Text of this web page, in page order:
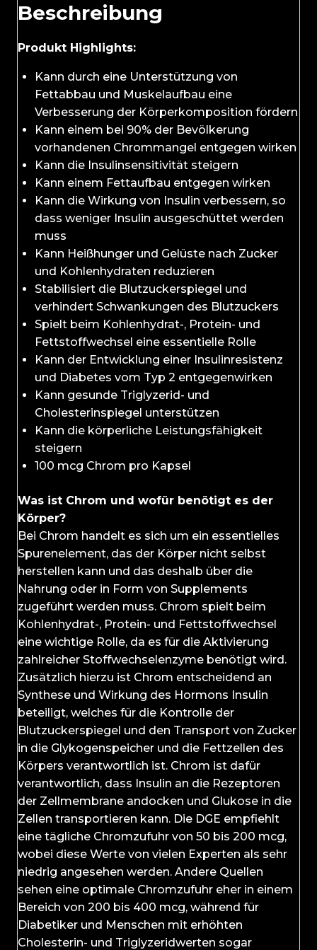
Beschreibung
Produkt Highlights:
Kann durch eine Unterstützung von
Fettabbau und Muskelaufbau eine
Verbesserung der Körperkomposition fördern
Kann einem bei 90% der Bevölkerung
vorhandenen Chrommangel entgegen wirken
Kann die Insulinsensitivität steigern
Kann einem Fettaufbau entgegen wirken
Kann die Wirkung von Insulin verbessern, so
dass weniger Insulin ausgeschüttet werden
muss
Kann Heißhunger und Gelüste nach Zucker
und Kohlenhydraten reduzieren
Stabilisiert die Blutzuckerspiegel und
verhindert Schwankungen des Blutzuckers
Spielt beim Kohlenhydrat-, Protein- und
Fettstoffwechsel eine essentielle Rolle
Kann der Entwicklung einer Insulinresistenz
und Diabetes vom Typ 2 entgegenwirken
Kann gesunde Triglyzerid- und
Cholesterinspiegel unterstützen
Kann die körperliche Leistungsfähigkeit
steigern
100 mcg Chrom pro Kapsel
Was ist Chrom und wofür benötigt es der
Körper?
Bei Chrom handelt es sich um ein essentielles
Spurenelement, das der Körper nicht selbst
herstellen kann und das deshalb über die
Nahrung oder in Form von Supplements
zugeführt werden muss. Chrom spielt beim
Kohlenhydrat-, Protein- und Fettstoffwechsel
eine wichtige Rolle, da es für die Aktivierung
zahlreicher Stoffwechselenzyme benötigt wird.
Zusätzlich hierzu ist Chrom entscheidend an
Synthese und Wirkung des Hormons Insulin
beteiligt, welches für die Kontrolle der
Blutzuckerspiegel und den Transport von Zucker
in die Glykogenspeicher und die Fettzellen des
Körpers verantwortlich ist. Chrom ist dafür
verantwortlich, dass Insulin an die Rezeptoren
der Zellmembrane andocken und Glukose in die
Zellen transportieren kann. Die DGE empfiehlt
eine tägliche Chromzufuhr von 50 bis 200 mcg,
wobei diese Werte von vielen Experten als sehr
niedrig angesehen werden. Andere Quellen
sehen eine optimale Chromzufuhr eher in einem
Bereich von 200 bis 400 mcg, während für
Diabetiker und Menschen mit erhöhten
Cholesterin- und Triglyzeridwerten sogar